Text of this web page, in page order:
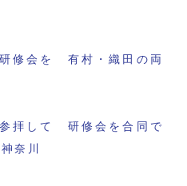
修会を 有村・織田の両
拝して 研修会を合同で
奈川